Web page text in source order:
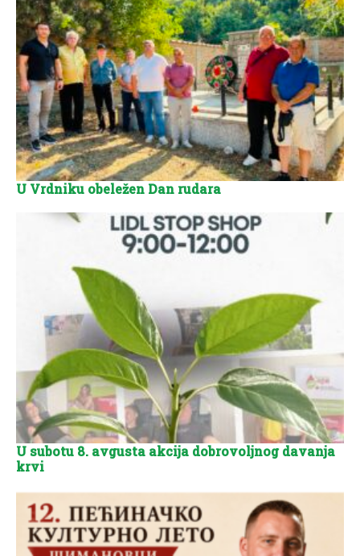
U Vrdniku obeležen Dan rudara
U subotu 8. avgusta akcija dobrovoljnog davanja
krvi